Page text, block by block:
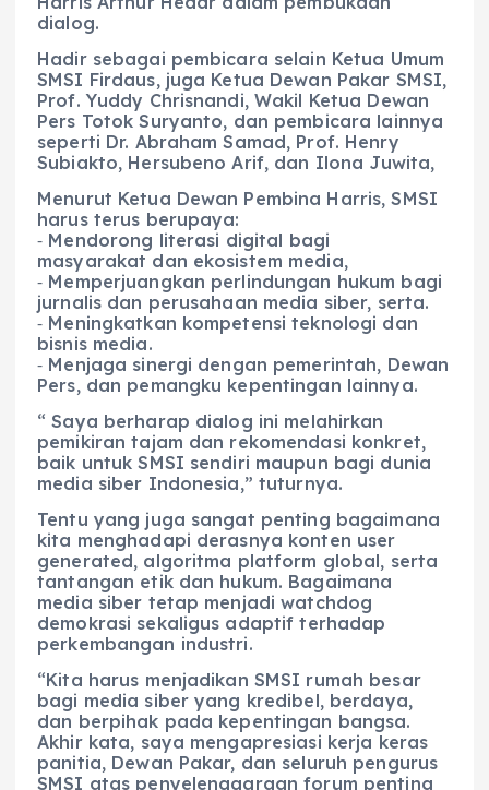
dialog.
Hadir sebagai pembicara selain Ketua Umum
SMSI Firdaus, juga Ketua Dewan Pakar SMSI,
Prof. Yuddy Chrisnandi, Wakil Ketua Dewan
Pers Totok Suryanto, dan pembicara lainnya
seperti Dr. Abraham Samad, Prof. Henry
Subiakto, Hersubeno Arif, dan Ilona Juwita,
Menurut Ketua Dewan Pembina Harris, SMSI
harus terus berupaya:
⁃ Mendorong literasi digital bagi
masyarakat dan ekosistem media,
⁃ Memperjuangkan perlindungan hukum bagi
jurnalis dan perusahaan media siber, serta.
⁃ Meningkatkan kompetensi teknologi dan
bisnis media.
⁃ Menjaga sinergi dengan pemerintah, Dewan
Pers, dan pemangku kepentingan lainnya.
“ Saya berharap dialog ini melahirkan
pemikiran tajam dan rekomendasi konkret,
baik untuk SMSI sendiri maupun bagi dunia
media siber Indonesia,” tuturnya.
Tentu yang juga sangat penting bagaimana
kita menghadapi derasnya konten user
generated, algoritma platform global, serta
tantangan etik dan hukum. Bagaimana
media siber tetap menjadi watchdog
demokrasi sekaligus adaptif terhadap
perkembangan industri.
“Kita harus menjadikan SMSI rumah besar
bagi media siber yang kredibel, berdaya,
dan berpihak pada kepentingan bangsa.
Akhir kata, saya mengapresiasi kerja keras
panitia, Dewan Pakar, dan seluruh pengurus
SMSI atas penyelenggaraan forum penting